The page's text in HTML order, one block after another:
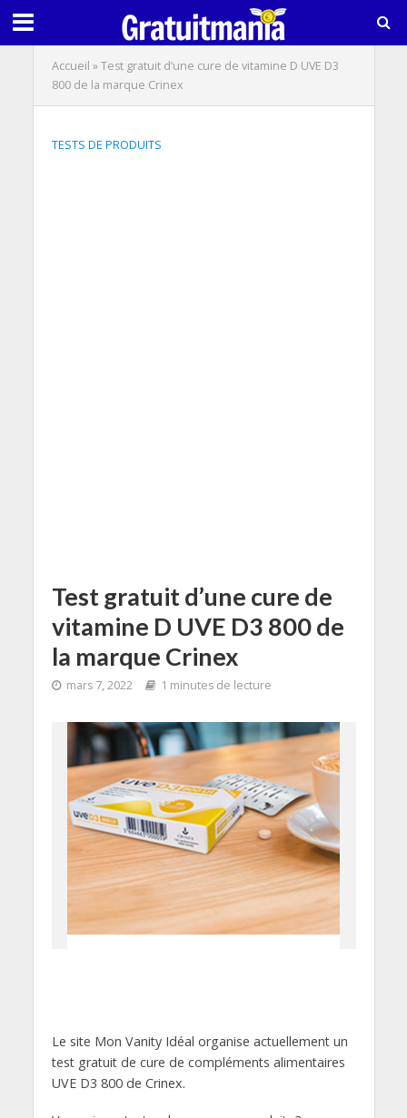
Accueil »Test gratuit d’une cure de vitamine D UVE D3
800 de la marque Crinex
TESTS DE PRODUITS
Test gratuit d’une cure de
vitamine D UVE D3 800 de
la marque Crinex
mars 7, 2022 1 minutes de lecture
Le site Mon Vanity Idéal organise actuellement un
test gratuit de cure de compléments alimentaires
UVE D3 800 de Crinex.